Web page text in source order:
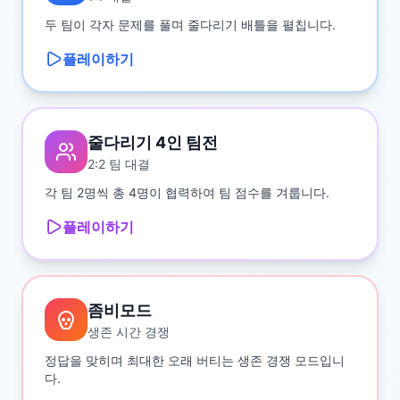
두 팀이 각자 문제를 풀며 줄다리기 배틀을 펼칩니다.
플레이하기
줄다리기 4인 팀전
2:2 팀 대결
각 팀 2명씩 총 4명이 협력하여 팀 점수를 겨룹니다.
플레이하기
좀비모드
생존 시간 경쟁
정답을 맞히며 최대한 오래 버티는 생존 경쟁 모드입니
다.